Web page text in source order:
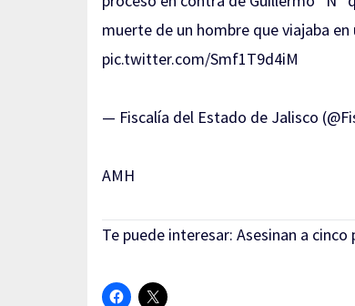
muerte de un hombre que viajaba
pic.twitter.com/Smf1T9d4iM
— Fiscalía del Estado de Jalisco
AMH
Te puede interesar: Asesinan a